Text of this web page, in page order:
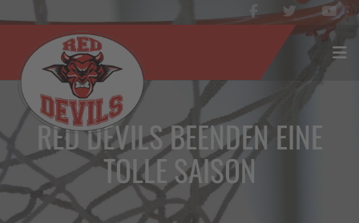
RED DEVILS BEENDEN EINE
TOLLE SAISON